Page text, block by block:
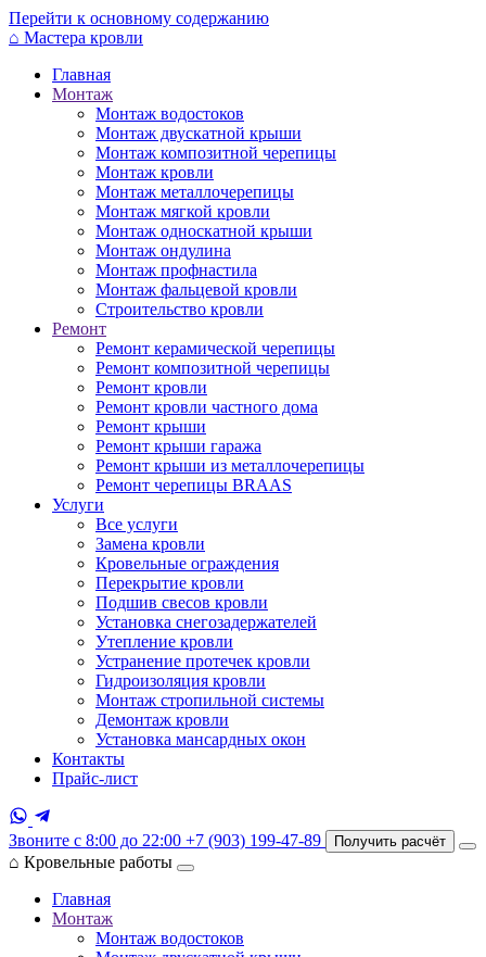
Перейти к основному содержанию
⌂ Мастера кровли
Главная
Монтаж
Монтаж водостоков
Монтаж двускатной крыши
Монтаж композитной черепицы
Монтаж кровли
Монтаж металлочерепицы
Монтаж мягкой кровли
Монтаж односкатной крыши
Монтаж ондулина
Монтаж профнастила
Монтаж фальцевой кровли
Строительство кровли
Ремонт
Ремонт керамической черепицы
Ремонт композитной черепицы
Ремонт кровли
Ремонт кровли частного дома
Ремонт крыши
Ремонт крыши гаража
Ремонт крыши из металлочерепицы
Ремонт черепицы BRAAS
Услуги
Все услуги
Замена кровли
Кровельные ограждения
Перекрытие кровли
Подшив свесов кровли
Установка снегозадержателей
Утепление кровли
Устранение протечек кровли
Гидроизоляция кровли
Монтаж стропильной системы
Демонтаж кровли
Установка мансардных окон
Контакты
Прайс-лист
Звоните с 8:00 до 22:00 +7 (903) 199-47-89 Получить расчёт
⌂ Кровельные работы
Главная
Монтаж
Монтаж водостоков